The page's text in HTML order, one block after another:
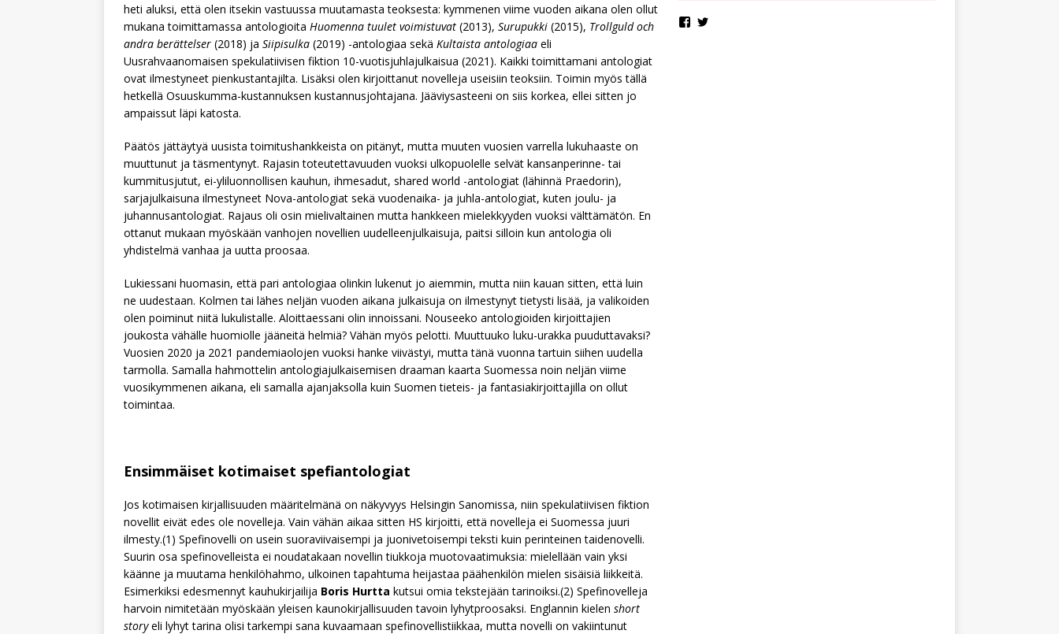
heti aluksi, että olen itsekin vastuussa muutamasta teoksesta: kymmenen viime vuoden aikana olen ollut
mukana toimittamassa antologioita Huomenna tuulet voimistuvat (2013), Surupukki (2015), Trollguld och
andra berättelser (2018) ja Siipisulka (2019) -antologiaa sekä Kultaista antologiaa eli
Uusrahvaanomaisen spekulatiivisen fiktion 10-vuotisjuhlajulkaisua (2021). Kaikki toimittamani antologiat
ovat ilmestyneet pienkustantajilta. Lisäksi olen kirjoittanut novelleja useisiin teoksiin. Toimin myös tällä
hetkellä Osuuskumma-kustannuksen kustannusjohtajana. Jääviysasteeni on siis korkea, ellei sitten jo
ampaissut läpi katosta.
Päätös jättäytyä uusista toimitushankkeista on pitänyt, mutta muuten vuosien varrella lukuhaaste on
muuttunut ja täsmentynyt. Rajasin toteutettavuuden vuoksi ulkopuolelle selvät kansanperinne- tai
kummitusjutut, ei-yliluonnollisen kauhun, ihmesadut, shared world -antologiat (lähinnä Praedorin),
sarjajulkaisuna ilmestyneet Nova-antologiat sekä vuodenaika- ja juhla-antologiat, kuten joulu- ja
juhannusantologiat. Rajaus oli osin mielivaltainen mutta hankkeen mielekkyyden vuoksi välttämätön. En
ottanut mukaan myöskään vanhojen novellien uudelleenjulkaisuja, paitsi silloin kun antologia oli
yhdistelmä vanhaa ja uutta proosaa.
Lukiessani huomasin, että pari antologiaa olinkin lukenut jo aiemmin, mutta niin kauan sitten, että luin
ne uudestaan. Kolmen tai lähes neljän vuoden aikana julkaisuja on ilmestynyt tietysti lisää, ja valikoiden
olen poiminut niitä lukulistalle. Aloittaessani olin innoissani. Nouseeko antologioiden kirjoittajien
joukosta vähälle huomiolle jääneitä helmiä? Vähän myös pelotti. Muuttuuko luku-urakka puuduttavaksi?
Vuosien 2020 ja 2021 pandemiaolojen vuoksi hanke viivästyi, mutta tänä vuonna tartuin siihen uudella
tarmolla. Samalla hahmottelin antologiajulkaisemisen draaman kaarta Suomessa noin neljän viime
vuosikymmenen aikana, eli samalla ajanjaksolla kuin Suomen tieteis- ja fantasiakirjoittajilla on ollut
toimintaa.
Ensimmäiset kotimaiset spefiantologiat
Jos kotimaisen kirjallisuuden määritelmänä on näkyvyys Helsingin Sanomissa, niin spekulatiivisen fiktion
novellit eivät edes ole novelleja. Vain vähän aikaa sitten HS kirjoitti, että novelleja ei Suomessa juuri
ilmesty.(1) Spefinovelli on usein suoraviivaisempi ja juonivetoisempi teksti kuin perinteinen taidenovelli.
Suurin osa spefinovelleista ei noudatakaan novellin tiukkoja muotovaatimuksia: mielellään vain yksi
käänne ja muutama henkilöhahmo, ulkoinen tapahtuma heijastaa päähenkilön mielen sisäisiä liikkeitä.
Esimerkiksi edesmennyt kauhukirjailija Boris Hurtta kutsui omia tekstejään tarinoiksi.(2) Spefinovelleja
harvoin nimitetään myöskään yleisen kaunokirjallisuuden tavoin lyhytproosaksi. Englannin kielen short
storyeli lyhyt tarina olisi tarkempi sana kuvaamaan spefinovellistiikkaa, mutta novelli on vakiintunut